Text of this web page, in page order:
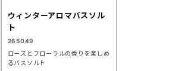
ウィンターアロマバスソル
ト
265049
ローズとフローラルの香りを楽しめ
るバスソルト